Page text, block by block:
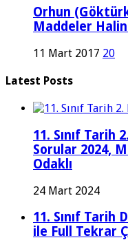
Orhun
Maddeler
11 Mart 2017 20
Latest Posts
11. Sınıf Tarih
Sorular 2024,
Odaklı
24 Mart 2024
11. Sınıf Tarih
ile Full Tekrar